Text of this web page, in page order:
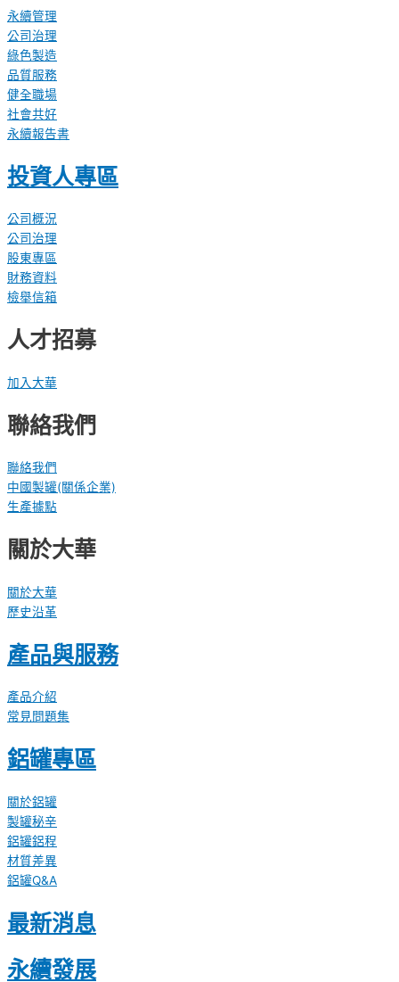
永續管理
公司治理
綠色製造
品質服務
健全職場
社會共好
永續報告書
投資人專區
公司概況
公司治理
股東專區
財務資料
檢舉信箱
人才招募
加入大華
聯絡我們
聯絡我們
中國製罐(關係企業)
生產據點
關於大華
關於大華
歷史沿革
產品與服務
產品介紹
常見問題集
鋁罐專區
關於鋁罐
製罐秘辛
鋁罐鋁程
材質差異
鋁罐Q&A
最新消息
永續發展